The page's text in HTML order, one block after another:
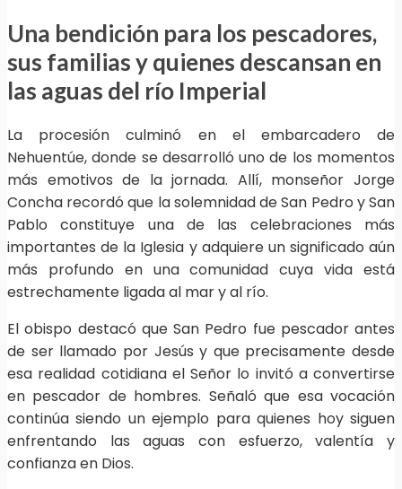
Una bendición para los pescadores,
sus familias y quienes descansan en
las aguas del río Imperial
La procesión culminó en el embarcadero de
Nehuentúe, donde se desarrolló uno de los momentos
más emotivos de la jornada. Allí, monseñor Jorge
Concha recordó que la solemnidad de San Pedro y San
Pablo constituye una de las celebraciones más
importantes de la Iglesia y adquiere un significado aún
más profundo en una comunidad cuya vida está
estrechamente ligada al mar y al río.
El obispo destacó que San Pedro fue pescador antes
de ser llamado por Jesús y que precisamente desde
esa realidad cotidiana el Señor lo invitó a convertirse
en pescador de hombres. Señaló que esa vocación
continúa siendo un ejemplo para quienes hoy siguen
enfrentando las aguas con esfuerzo, valentía y
confianza en Dios.